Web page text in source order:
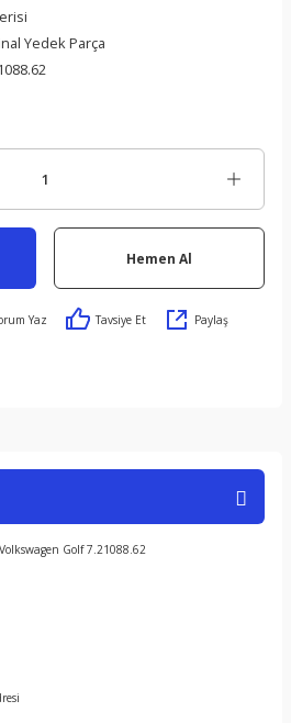
Yedek Parça
Hemen Al
Yaz Tavsiye Et Paylaş
Volkswagen Golf 7.21088.62